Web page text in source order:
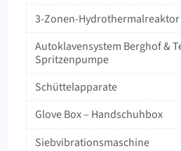
3-Zonen-Hydrothermalreaktor
Autoklavensystem Berghof &
Spritzenpumpe
Schüttelapparate
Glove Box – Handschuhbox
Siebvibrationsmaschine